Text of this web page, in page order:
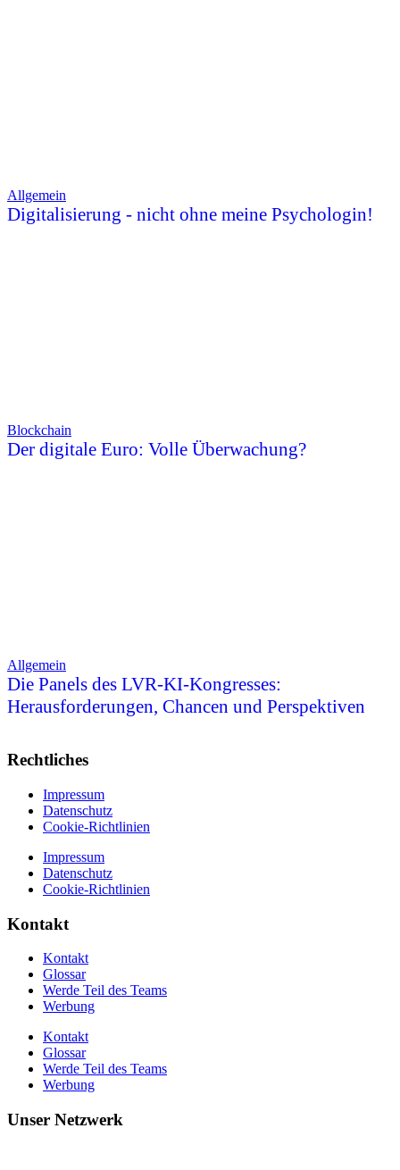
Allgemein
Digitalisierung - nicht ohne meine Psychologin!
Blockchain
Der digitale Euro: Volle Überwachung?
Allgemein
Die Panels des LVR-KI-Kongresses:
Herausforderungen, Chancen und Perspektiven
Rechtliches
Impressum
Datenschutz
Cookie-Richtlinien
Impressum
Datenschutz
Cookie-Richtlinien
Kontakt
Kontakt
Glossar
Werde Teil des Teams
Werbung
Kontakt
Glossar
Werde Teil des Teams
Werbung
Unser Netzwerk